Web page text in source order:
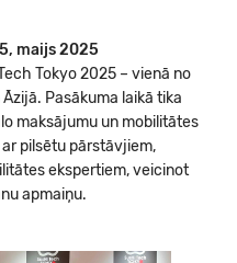
maijs 2025
Tokyo 2025 – vienā no
Pasākuma laikā tika
maksājumu un mobilitātes
pilsētu pārstāvjiem,
ekspertiem, veicinot
apmaiņu.